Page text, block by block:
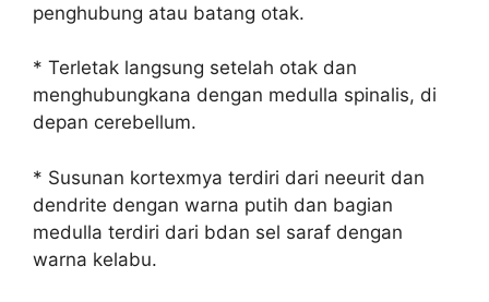
penghubung atau batang otak.
* Terletak langsung setelah otak dan
menghubungkana dengan medulla spinalis, di
depan cerebellum.
* Susunan kortexmya terdiri dari neeurit dan
dendrite dengan warna putih dan bagian
medulla terdiri dari bdan sel saraf dengan
warna kelabu.